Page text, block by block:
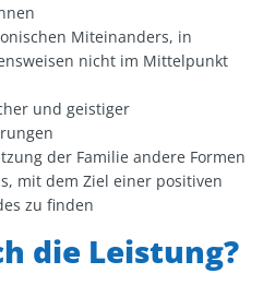
Miteinanders, in
nicht im Mittelpunkt
und geistiger
der Familie andere Formen
mit dem Ziel einer positiven
zu finden
die Leistung?